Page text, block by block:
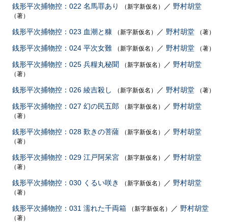
銭形平次捕物控：022 名馬罪あり （新字新仮名） ／ 野村胡堂
（著）
銭形平次捕物控：023 血潮と糠 （新字新仮名） ／ 野村胡堂 （著）
銭形平次捕物控：024 平次女難 （新字新仮名） ／ 野村胡堂 （著）
銭形平次捕物控：025 兵糧丸秘聞 （新字新仮名） ／ 野村胡堂
（著）
銭形平次捕物控：026 綾吉殺し （新字新仮名） ／ 野村胡堂 （著）
銭形平次捕物控：027 幻の民五郎 （新字新仮名） ／ 野村胡堂
（著）
銭形平次捕物控：028 歎きの菩薩 （新字新仮名） ／ 野村胡堂
（著）
銭形平次捕物控：029 江戸阿呆宮 （新字新仮名） ／ 野村胡堂
（著）
銭形平次捕物控：030 くるい咲き （新字新仮名） ／ 野村胡堂
（著）
銭形平次捕物控：031 濡れた千両箱 （新字新仮名） ／ 野村胡堂
（著）